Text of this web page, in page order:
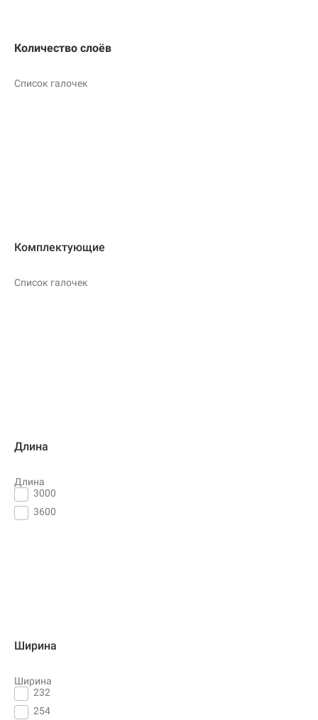
Количество слоёв
Список галочек
Комплектующие
Список галочек
Длина
Длина
3000
3600
Ширина
Ширина
232
254